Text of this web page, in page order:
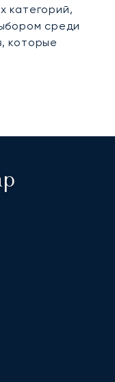
категорий,
среди
которые